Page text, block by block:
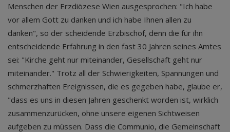
Menschen der Erzdiözese Wien ausgesprochen: "Ich habe
vor allem Gott zu danken und ich habe Ihnen allen zu
danken", so der scheidende Erzbischof, denn die für ihn
entscheidende Erfahrung in den fast 30 Jahren seines Amtes
sei: "Kirche geht nur miteinander, Gesellschaft geht nur
miteinander." Trotz all der Schwierigkeiten, Spannungen und
schmerzhaften Ereignissen, die es gegeben habe, glaube er,
"dass es uns in diesen Jahren geschenkt worden ist, wirklich
zusammenzurücken, ohne unsere eigenen Sichtweisen
aufgeben zu müssen. Dass die Communio, die Gemeinschaft